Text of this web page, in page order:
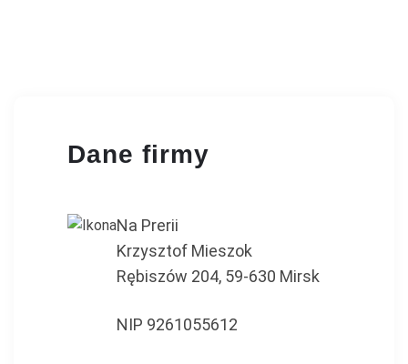
Dane firmy
Na Prerii
Krzysztof Mieszok
Rębiszów 204, 59-630 Mirsk
NIP 9261055612